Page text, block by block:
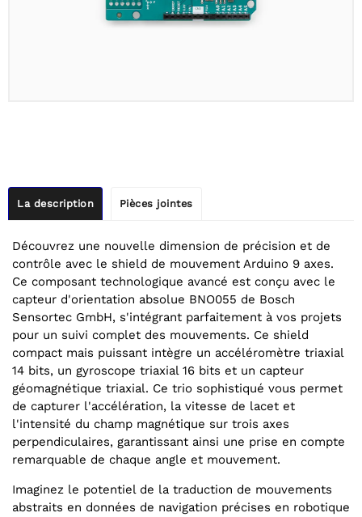
La description Pièces jointes
Découvrez une nouvelle dimension de précision et de
contrôle avec le shield de mouvement Arduino 9 axes.
Ce composant technologique avancé est conçu avec le
capteur d'orientation absolue BNO055 de Bosch
Sensortec GmbH, s'intégrant parfaitement à vos projets
pour un suivi complet des mouvements. Ce shield
compact mais puissant intègre un accéléromètre triaxial
14 bits, un gyroscope triaxial 16 bits et un capteur
géomagnétique triaxial. Ce trio sophistiqué vous permet
de capturer l'accélération, la vitesse de lacet et
l'intensité du champ magnétique sur trois axes
perpendiculaires, garantissant ainsi une prise en compte
remarquable de chaque angle et mouvement.
Imaginez le potentiel de la traduction de mouvements
abstraits en données de navigation précises en robotique